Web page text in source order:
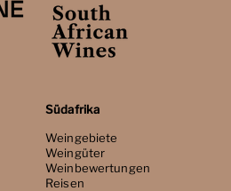
Südafrika
Weingebiete
Weingüter
Weinbewertungen
Reisen